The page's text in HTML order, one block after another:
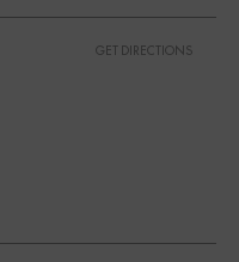
GET DIRECTIONS